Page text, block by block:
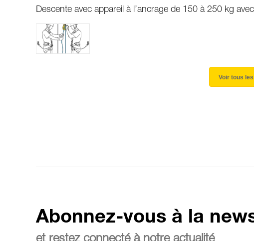
Descente avec appareil à l’ancrage de 150 à 250 kg avec
Voir tous
Abonnez-vous à la